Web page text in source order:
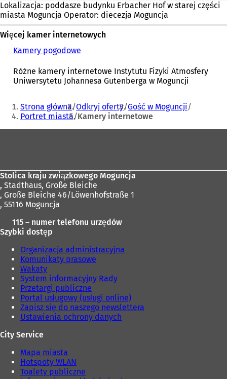
Lokalizacja: poddasze budynku Erbacher Hof w starej części
miasta Moguncja Operator: diecezja Moguncja
Więcej kamer internetowych
Kamery pogodowe
t
w
r
a
s
o
w
e
a
i
e
Różne kamery internetowe Instytutu Fizyki Atmosfery
Uniwersytetu Johannesa Gutenberga w Moguncji
Jesteś
tutaj:
Strona główna Odkryj oferty Gość w Moguncji
Portret miasta Kamery internetowe
Stolica kraju związkowego Moguncja
, Stadthaus, Große Bleiche
, Große Bleiche 46/Löwenhofstraße 1
, 55116 Moguncja
115 – numer telefonu urzędów
Szybki dostęp
Organizacja administracyjna
Komunikaty prasowe
Wakaty
System informacyjny Rady
Przetargi publiczne
Portal usługowy (usługi online)
Zapisz się do naszego newslettera
Ustawienia ochrony danych
City Service
Mapa miasta
Hotspoty WLAN
Toalety publiczne